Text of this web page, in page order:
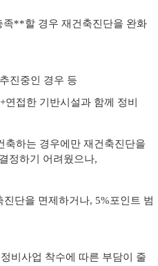
족**할 경우 재건축진단을 완화
진중인 경우 등
접한 기반시설과 함께 정비
축하는 경우에만 재건축진단을
정하기 어려웠으나,
단을 면제하거나, 5%포인트 범
비사업 착수에 따른 부담이 줄